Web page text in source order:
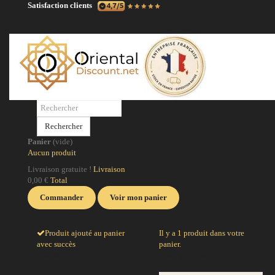
Satisfaction clients
Rechercher
Panier (vide)
Aucun produit
Livraison gratuite ! Livraison
0,00 € Total
Commander
Voir mon panier
Produit ajouté au panier
avec succès
Il y a 1 produit dans votre
panier.